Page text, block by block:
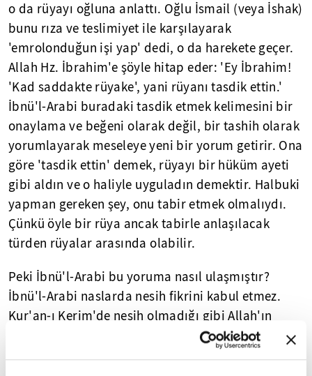
o da rüyayı oğluna anlattı. Oğlu İsmail (veya İshak)
bunu rıza ve teslimiyet ile karşılayarak
'emrolonduğun işi yap' dedi, o da harekete geçer.
Allah Hz. İbrahim'e şöyle hitap eder: 'Ey İbrahim!
'Kad saddakte rüyake', yani rüyanı tasdik ettin.'
İbnü'l-Arabi buradaki tasdik etmek kelimesini bir
onaylama ve beğeni olarak değil, bir tashih olarak
yorumlayarak meseleye yeni bir yorum getirir. Ona
göre 'tasdik ettin' demek, rüyayı bir hüküm ayeti
gibi aldın ve o haliyle uyguladın demektir. Halbuki
yapman gereken şey, onu tabir etmek olmalıydı.
Çünkü öyle bir rüya ancak tabirle anlaşılacak
türden rüyalar arasında olabilir.
Peki İbnü'l-Arabi bu yoruma nasıl ulaşmıştır?
İbnü'l-Arabi naslarda nesih fikrini kabul etmez.
Kur'an-ı Kerim'de nesih olmadığı gibi Allah'ın
peygamberine bir emir verip onun tam aksi
istikamette yeni bir emir vermesi uluhiyet